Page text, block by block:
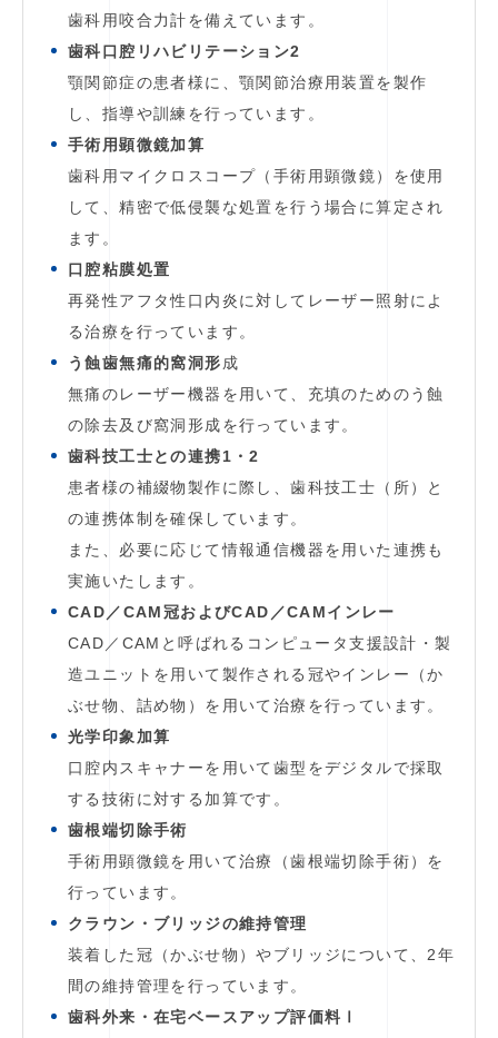
歯科用咬合力計を備えています。
歯科口腔リハビリテーション2
顎関節症の患者様に、顎関節治療用装置を製作
し、指導や訓練を行っています。
手術用顕微鏡加算
歯科用マイクロスコープ（手術用顕微鏡）を使用
して、精密で低侵襲な処置を行う場合に算定され
ます。
口腔粘膜処置
再発性アフタ性口内炎に対してレーザー照射によ
る治療を行っています。
う蝕歯無痛的窩洞形成
無痛のレーザー機器を用いて、充填のためのう蝕
の除去及び窩洞形成を行っています。
歯科技工士との連携1・2
患者様の補綴物製作に際し、歯科技工士（所）と
の連携体制を確保しています。
また、必要に応じて情報通信機器を用いた連携も
実施いたします。
CAD／CAM冠およびCAD／CAMインレー
CAD／CAMと呼ばれるコンピュータ支援設計・製
造ユニットを用いて製作される冠やインレー（か
ぶせ物、詰め物）を用いて治療を行っています。
光学印象加算
口腔内スキャナーを用いて歯型をデジタルで採取
する技術に対する加算です。
歯根端切除手術
手術用顕微鏡を用いて治療（歯根端切除手術）を
行っています。
クラウン・ブリッジの維持管理
装着した冠（かぶせ物）やブリッジについて、2年
間の維持管理を行っています。
歯科外来・在宅ベースアップ評価料Ⅰ